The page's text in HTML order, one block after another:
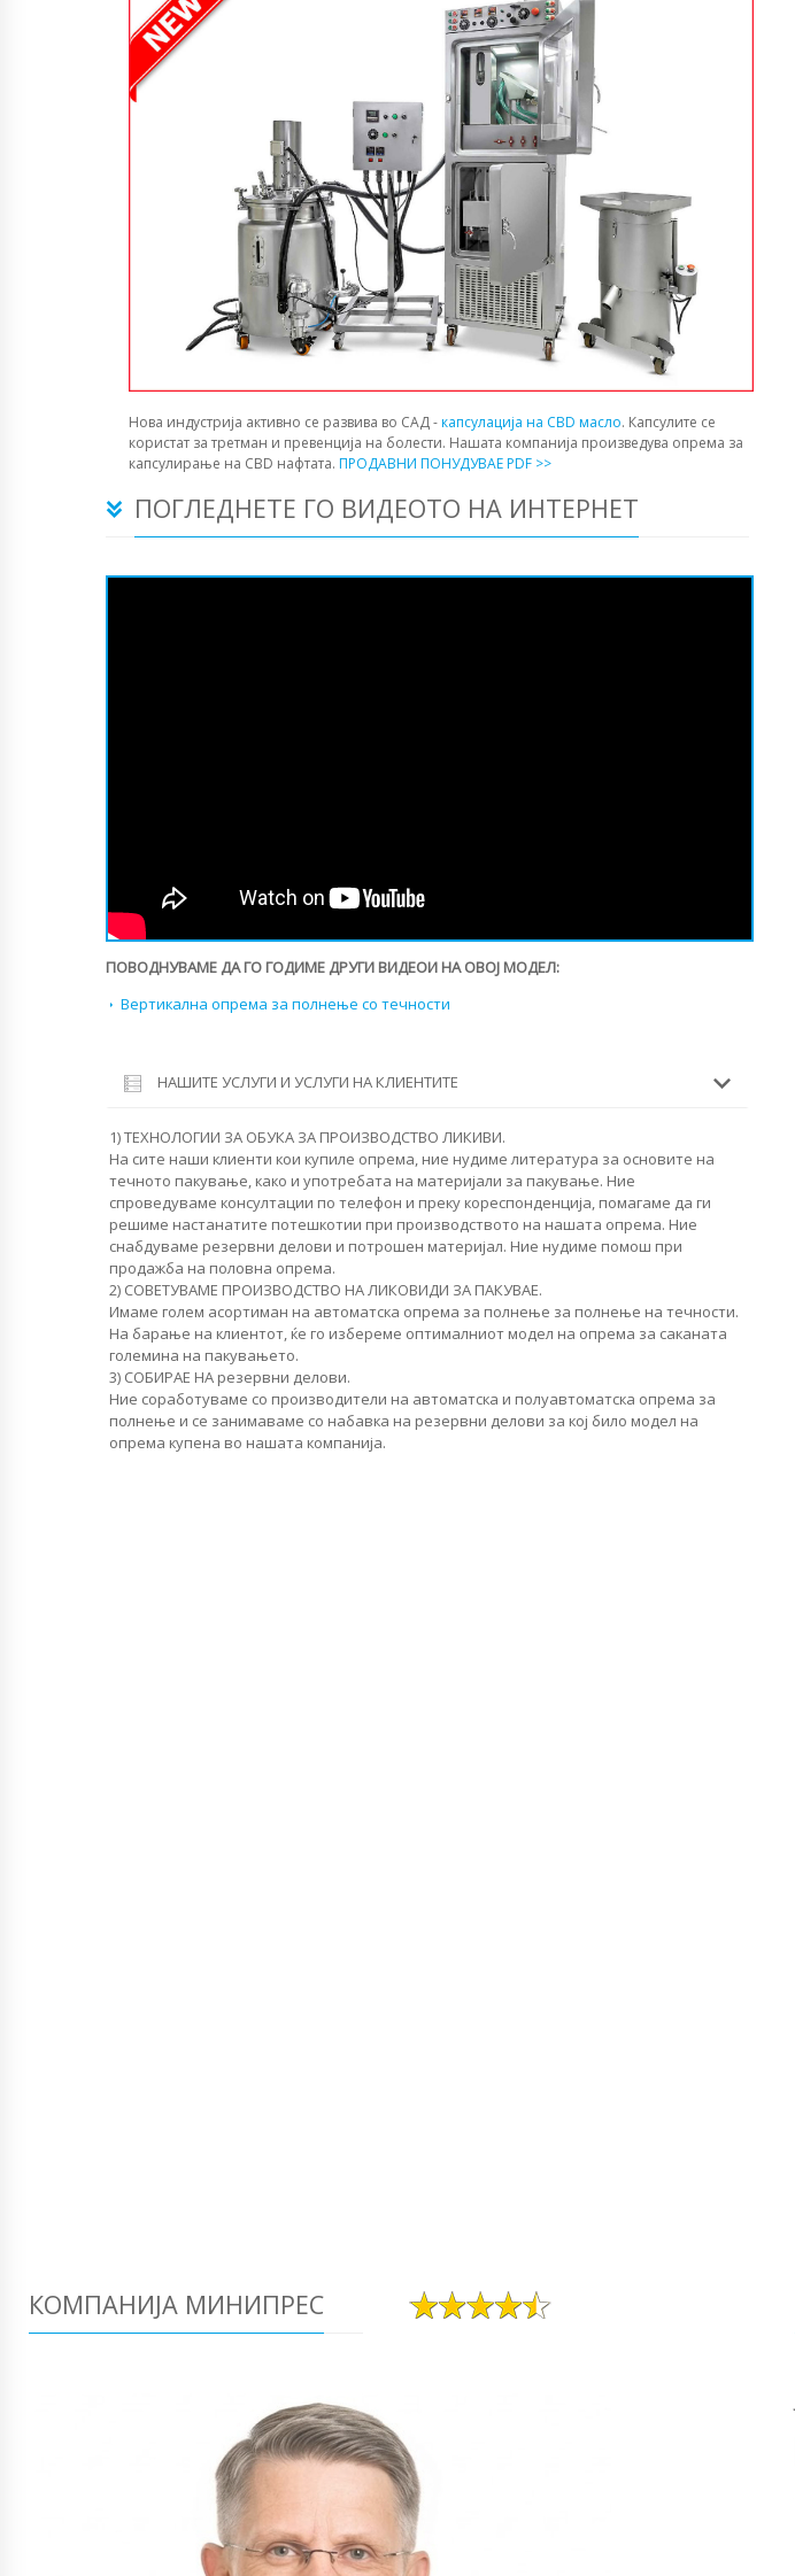
Нова индустрија активно се развива во САД -капсулација на CBD масло. Капсулите се
користат за третман и превенција на болести. Нашата компанија произведува опрема за
капсулирање на CBD нафтата. ПРОДАВНИ ПОНУДУВАЕ PDF >>
ПОГЛЕДНЕТЕ ГО ВИДЕОТО НА ИНТЕРНЕТ
ПОВОДНУВАМЕ ДА ГО ГОДИМЕ ДРУГИ ВИДЕОИ НА ОВОЈ МОДЕЛ:
Вертикална опрема за полнење со течности
НАШИТЕ УСЛУГИ И УСЛУГИ НА КЛИЕНТИТЕ
1) ТЕХНОЛОГИИ ЗА ОБУКА ЗА ПРОИЗВОДСТВО ЛИКИВИ.
На сите наши клиенти кои купиле опрема, ние нудиме литература за основите на
течното пакување, како и употребата на материјали за пакување. Ние
спроведуваме консултации по телефон и преку кореспонденција, помагаме да ги
решиме настанатите потешкотии при производството на нашата опрема. Ние
снабдуваме резервни делови и потрошен материјал. Ние нудиме помош при
продажба на половна опрема.
2) СОВЕТУВАМЕ ПРОИЗВОДСТВО НА ЛИКОВИДИ ЗА ПАКУВАЕ.
Имаме голем асортиман на автоматска опрема за полнење за полнење на течности.
На барање на клиентот, ќе го избереме оптималниот модел на опрема за саканата
големина на пакувањето.
3) СОБИРАЕ НА резервни делови.
Ние соработуваме со производители на автоматска и полуавтоматска опрема за
полнење и се занимаваме со набавка на резервни делови за кој било модел на
опрема купена во нашата компанија.
КОМПАНИЈА МИНИПРЕС